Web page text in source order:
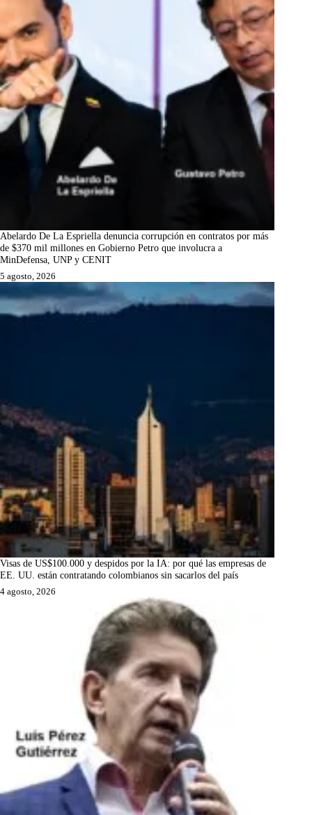
Abelardo De La Espriella denuncia corrupción en contratos por más
de $370 mil millones en Gobierno Petro que involucra a
MinDefensa, UNP y CENIT
5 agosto, 2026
Visas de US$100.000 y despidos por la IA: por qué las empresas de
EE. UU. están contratando colombianos sin sacarlos del país
4 agosto, 2026